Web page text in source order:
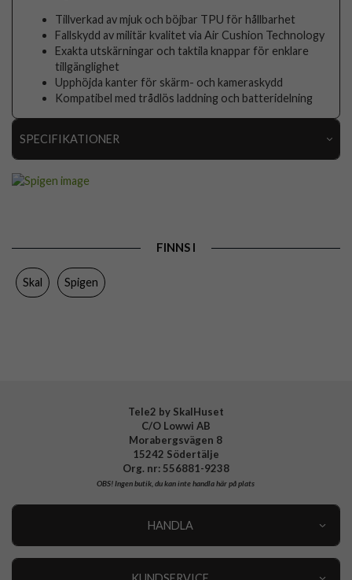
Tillverkad av mjuk och böjbar TPU för hållbarhet
Fallskydd av militär kvalitet via Air Cushion Technology
Exakta utskärningar och taktila knappar för enklare
tillgänglighet
Upphöjda kanter för skärm- och kameraskydd
Kompatibel med trådlös laddning och batteridelning
SPECIFIKATIONER
Material
FINNS I
Skal Spigen
Tele2 by SkalHuset
C/O Lowwi AB
Morabergsvägen 8
15242 Södertälje
Org. nr: 556881-9238
OBS!Ingen butik, du kan inte handla här på plats
HANDLA